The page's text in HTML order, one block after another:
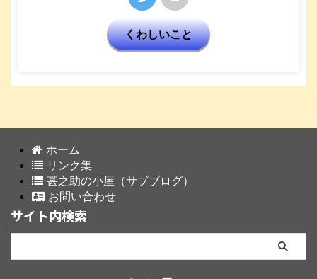
くわしいこと
ホーム
リンク集
甚之助の小屋（サブブログ）
お問い合わせ
サイト内検索